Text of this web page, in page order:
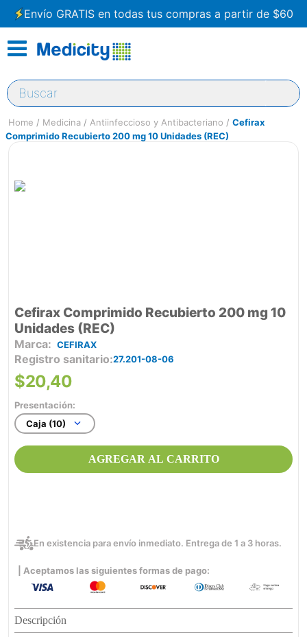
Envío GRATIS en todas tus compras a partir de $60
Buscar
Medicina Antiinfeccioso y Antibacteriano
Cefirax
Comprimido Recubierto 200 mg 10 Unidades (REC)
Cefirax Comprimido Recubierto 200 mg 10
Unidades (REC)
CEFIRAX
Registro sanitario 27.201-08-06
$20,40
Presentación:
Caja (10)
AGREGAR AL CARRITO
En existencia para envío inmediato. Entrega de 1 a 3 horas.
| Aceptamos las siguientes formas de pago:
Descripción